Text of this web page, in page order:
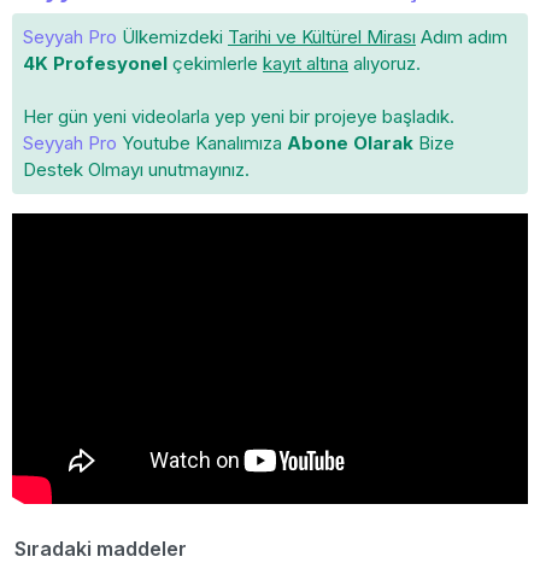
Seyyah Pro Ülkemizdeki Tarihi ve Kültürel Mirası Adım adım
4K Profesyonel çekimlerle kayıt altına alıyoruz.
Her gün yeni videolarla yep yeni bir projeye başladık.
Seyyah Pro Youtube Kanalımıza Abone Olarak Bize
Destek Olmayı unutmayınız.
Sıradaki maddeler